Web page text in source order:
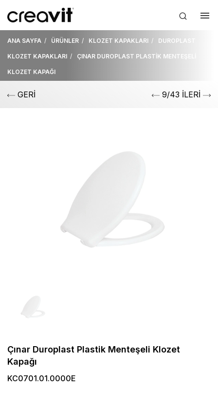
ANA SAYFA ÜRÜNLER KLOZET KAPAKLARI DUROPLAST
KLOZET KAPAKLARI ÇINAR DUROPLAST PLASTİK MENTEŞELİ
KLOZET KAPAĞI
GERİ 9/43 İLERİ
Çınar Duroplast Plastik Menteşeli Klozet
Kapağı
KC0701.01.0000E